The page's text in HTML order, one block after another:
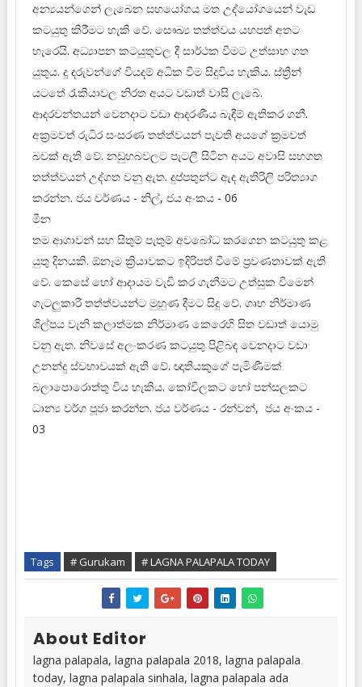
අන්‍යයන්ගෙන් ලැබෙන සහයෝගය මත උද්යෝගයෙන් වැඩ
කටයුතු කිරීමට හැකි වේ. සෞඛ්‍ය තත්ත්වය යහපත් අතට
හැරෙයි. අධ්‍යාපන කටයුතුවල දී සාර්ථක වීමට උත්සාහ ගත
යුතුය. දූ දරුවන්ගේ වියදම් අධික වීම සිදුවිය හැකිය. ස්ත්‍රීන්
යටතේ රැකියාවල නිරත අයට වඩාත් වාසි ලැබේ.
ආදරවන්තයන් වෙනදාට වඩා ආදරණීය බැඳීම් ඇතිකර ගනී.
අක්‍රමවත් රුධිර සංසරණ තත්ත්වයන් පැවති අයගේ ක්‍රමවත්
බවක් ඇති වේ. නඩුහබවලට පැටලී සිටින අයට අවාසි සහගත
තත්ත්වයන් උද්ගත වනු ඇත. දුප්පතුන්ට ඇඳ ඇතිරිලි පරිත්‍යාග
කරන්න. ජය වර්ණය - නිල්, ජය අංකය - 06
මීන
තම ආශාවන් සහ සිතුම් පැතුම් අවබෝධ කරගෙන කටයුතු කළ
යුතු දිනයකි. ඕනෑම ක්‍රියාවකට ඉදිරිපත් වීමේ ප්‍රවණතාවක් ඇති
වේ. කෙසේ හෝ ආදායම වැඩි කර ගැනීමට උත්සුක වීමෙන්
ගැටලුකාරී තත්ත්වයන්ට මුහුණ දීමට සිදු වේ. ගෘහ නිර්මාණ
ශිල්පය වැනි කලාත්මක නිර්මාණ කෙරෙහි සිත වඩාත් යොමු
වනු ඇත. නිවසේ අලංකරණ කටයුතු පිළිබඳ වෙනදාට වඩා
උනන්දු ස්වභාවයක් ඇති වේ. ඥාතියකුගේ පැමිණීමක්
බලාපොරොත්තු විය හැකිය. කෝවිලකට හෝ පන්සලකට
ධාන්‍ය වර්ග පූජා කරන්න. ජය වර්ණය - රන්වන්, ජය අංකය -
03
Tags # Gurukam # LAGNA PALAPALA TODAY
About Editor
lagna palapala, lagna palapala 2018, lagna palapala
today, lagna palapala sinhala, lagna palapala ada